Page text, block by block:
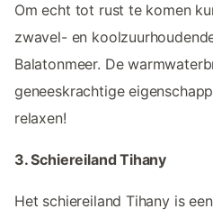
Om echt tot rust te komen
zwavel- en
Balatonmeer. De
geneeskrachtige
relaxen!
3. Schiereiland Tihany
Het schiereiland Tihany is